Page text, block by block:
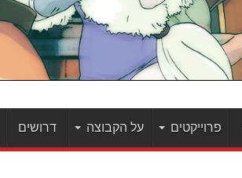
פרוייקטים על הקבוצה דרושים